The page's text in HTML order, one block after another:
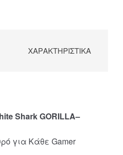
ΧΑΡΑΚΤΗΡΙΣΤΙΚΆ
Shark GORILLA–
για Κάθε Gamer